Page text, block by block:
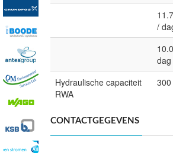
/
dag
Hydraulische capaciteit
RWA
CONTACTGEGEVENS